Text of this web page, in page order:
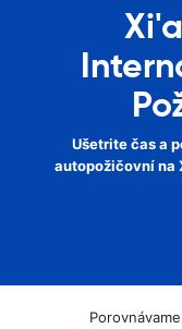
Ušetrite čas a
autopožičovní na